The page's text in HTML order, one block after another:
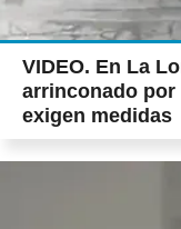
VIDEO. En La
arrinconado
exigen medidas